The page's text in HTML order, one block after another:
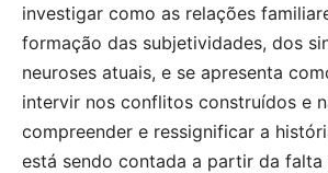
investigar como as relações
formação das subjetividades, dos
neuroses atuais, e se apresenta
intervir nos conflitos construídos e
compreender e ressignificar a
está sendo contada a partir da falta